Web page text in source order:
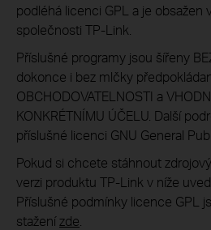
podléhá licenci GPL a je obsažen
společnosti TP-Link.
Příslušné programy jsou šířeny
dokonce i bez mlčky
OBCHODOVATELNOSTI a
KONKRÉTNÍMU ÚČELU. Další
příslušné licenci GNU General
Pokud si chcete stáhnout
verzi produktu TP-Link v níže
Příslušné podmínky licence GPL
staženízde